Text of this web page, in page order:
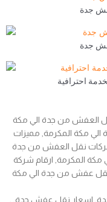
جدة
جدة
احترافية
العفش من جدة الي مكة
مكة المكرمة, مميزات
نقل العفش من جدة
المكرمة, ارقام شركة
عفش من جدة الي مكة